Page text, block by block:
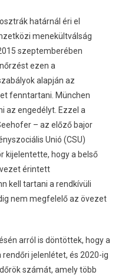
határnál éri el
menekültválság
szeptemberében
ezen a
alapján az
fenntartani. München
az engedélyt. Ezzel a
– az előző bajor
Unió (CSU)
kijelentette, hogy a belső
érintett
kell tartani a rendkívüli
nem megfelelő az övezet
arról is döntöttek, hogy a
jelenlétet, és 2020-ig
számát, amely több